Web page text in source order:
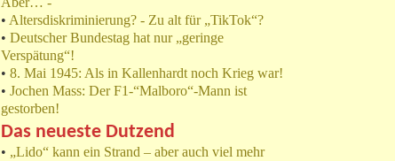
• Altersdiskriminierung? - Zu alt für „TikTok“?
• Deutscher Bundestag hat nur „geringe
Verspätung“!
• 8. Mai 1945: Als in Kallenhardt noch Krieg war!
• Jochen Mass: Der F1-“Malboro“-Mann ist
gestorben!
Das neueste Dutzend
• „Lido“ kann ein Strand – aber auch viel mehr